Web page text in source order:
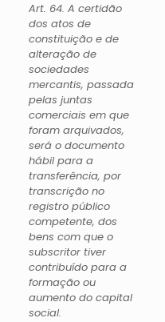
Art. 64. A certidão
dos atos de
constituição e de
alteração de
sociedades
mercantis, passada
pelas juntas
comerciais em que
foram arquivados,
será o documento
hábil para a
transferência, por
transcrição no
registro público
competente, dos
bens com que o
subscritor tiver
contribuído para a
formação ou
aumento do capital
social.